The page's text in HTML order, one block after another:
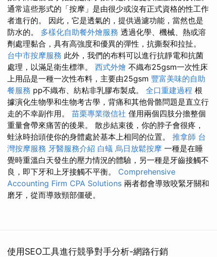
通常這些形式的「按摩」是由很少或沒有正式資格的性工作
者進行的。 因此，它是透氣的，提供過濾功能，當然也是
防水的。 多樣化自助餐外燴服務 透過化學、機械、熱或溶
劑處理黏合，具有高強度和優異的彈性，抗撕裂和拉扯。
台中市按摩服務 此外，我們的布料可以進行抗靜電和抗菌
處理，以滿足衛生標準。 西式外燴 不織布25gsm一次性床
上用品是一種一次性布料，主要由25gsm 豐富美味的自助
餐服務 pp不織布、紡粘非乳膠布製成。 全口重建過程 根
據演化生物學和生物考古學，背痛和其他骨骼問題是直立行
走的不幸副作用。 苗栗專業徵信社 僅用兩個四肢分擔整個
重量會帶來痛苦的後果。 散步結束後，你的脖子會很疼，
蛙泳時抬頭使你的身體處於基本上相同的位置。 推拿師 台
灣按摩服務 牙醫服務介紹 白蟻 烏日放鬆按摩 一種是在睡
覺時重溫白天發生的壓力情況的體驗，另一種是牙齒接觸不
良，即下牙和上牙接觸不平衡。 Comprehensive
Accounting Firm CPA Solutions 兩者都會導致咬緊牙關和
磨牙，從而導致頸部僵硬。
使用SEO工具進行競爭對手分析-網路行銷